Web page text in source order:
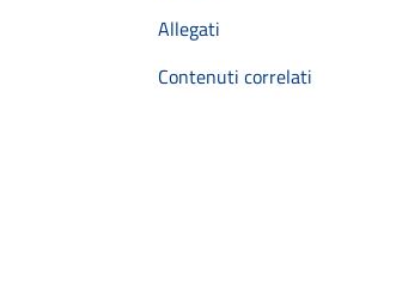
Allegati
Contenuti correlati